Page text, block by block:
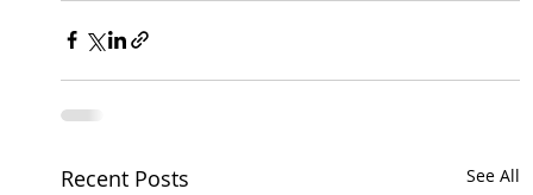
Recent Posts See All